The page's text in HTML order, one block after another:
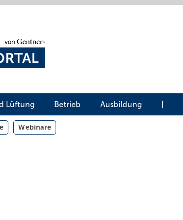
Lüftung Betrieb Ausbildung
Webinare